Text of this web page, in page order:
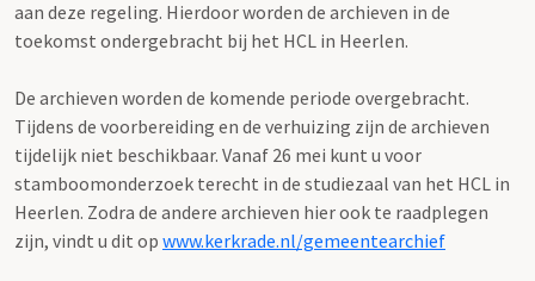
aan deze regeling. Hierdoor worden de archieven in de
toekomst ondergebracht bij het HCL in Heerlen.
De archieven worden de komende periode overgebracht.
Tijdens de voorbereiding en de verhuizing zijn de archieven
tijdelijk niet beschikbaar. Vanaf 26 mei kunt u voor
stamboomonderzoek terecht in de studiezaal van het HCL in
Heerlen. Zodra de andere archieven hier ook te raadplegen
zijn, vindt u dit op www.kerkrade.nl/gemeentearchief